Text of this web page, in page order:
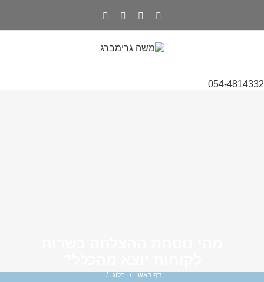
054-4814332
דף ראשי / בלוג
/